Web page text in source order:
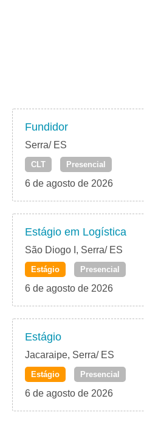
Fundidor
Serra/ ES
CLT Presencial
6 de agosto de 2026
Estágio em Logística
São Diogo I, Serra/ ES
Estágio Presencial
6 de agosto de 2026
Estágio
Jacaraipe, Serra/ ES
Estágio Presencial
6 de agosto de 2026